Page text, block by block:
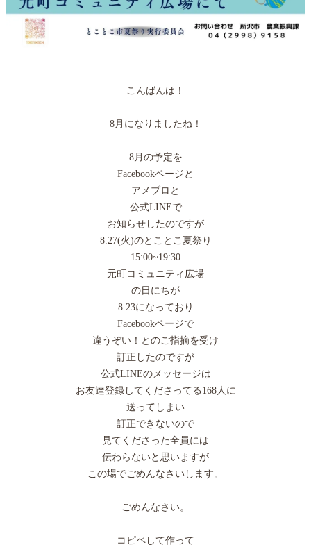
こんばんは！
8月になりましたね！
8月の予定を
Facebookページと
アメブロと
公式LINEで
お知らせしたのですが
8.27(火)のとことこ夏祭り
15:00~19:30
元町コミュニティ広場
の日にちが
8.23になっており
Facebookページで
違うぞい！とのご指摘を受け
訂正したのですが
公式LINEのメッセージは
お友達登録してくださってる168人に
送ってしまい
訂正できないので
見てくださった全員には
伝わらないと思いますが
この場でごめんなさいします。
ごめんなさい。
コピペして作って